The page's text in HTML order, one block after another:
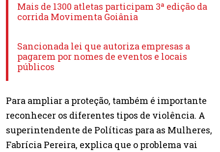
Mais de 1300 atletas participam 3ª edição da
corrida Movimenta Goiânia
Sancionada lei que autoriza empresas a
pagarem por nomes de eventos e locais
públicos
Para ampliar a proteção, também é importante
reconhecer os diferentes tipos de violência. A
superintendente de Políticas para as Mulheres,
Fabrícia Pereira, explica que o problema vai